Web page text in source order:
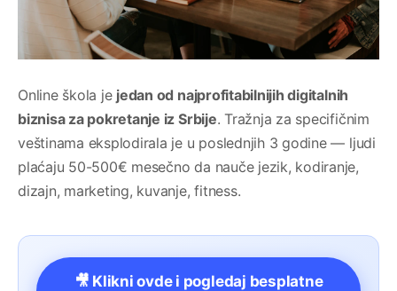
Online škola je jedan od najprofitabilnijih digitalnih
biznisa za pokretanje iz Srbije. Tražnja za specifičnim
veštinama eksplodirala je u poslednjih 3 godine — ljudi
plaćaju 50-500€ mesečno da nauče jezik, kodiranje,
dizajn, marketing, kuvanje, fitness.
🎥 Klikni ovde i pogledaj besplatne